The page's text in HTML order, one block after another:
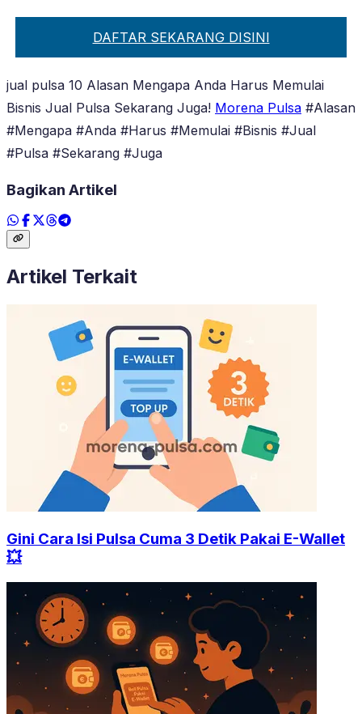
DAFTAR SEKARANG DISINI
jual pulsa 10 Alasan Mengapa Anda Harus Memulai
Bisnis Jual Pulsa Sekarang Juga! Morena Pulsa #Alasan
#Mengapa #Anda #Harus #Memulai #Bisnis #Jual
#Pulsa #Sekarang #Juga
Bagikan Artikel
Artikel Terkait
Gini Cara Isi Pulsa Cuma 3 Detik Pakai E-Wallet
💥